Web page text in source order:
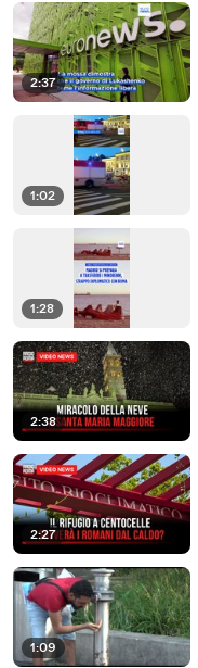
2:37
1:02
1:28
2:38
2:27
1:09